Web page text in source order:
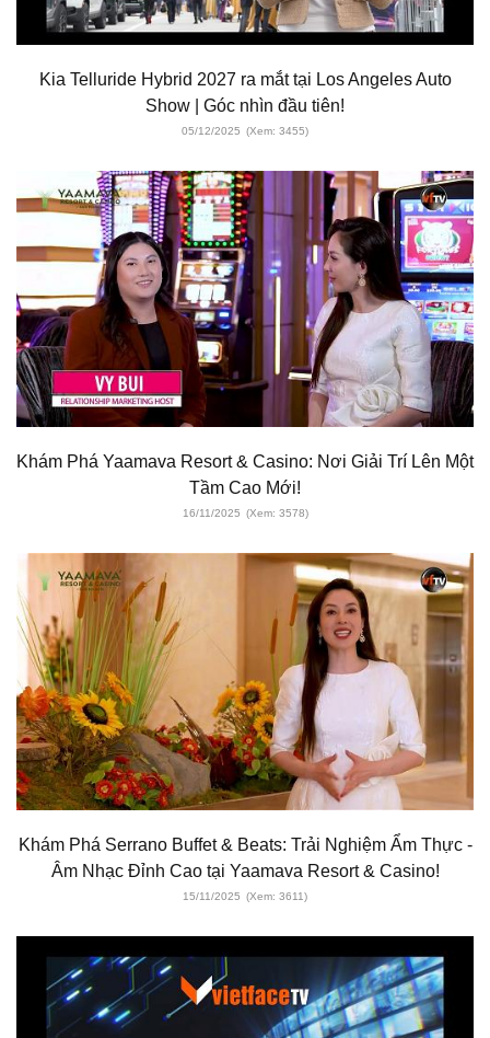
Kia Telluride Hybrid 2027 ra mắt tại Los Angeles Auto
Show | Góc nhìn đầu tiên!
05/12/2025 (Xem: 3455)
Khám Phá Yaamava Resort & Casino: Nơi Giải Trí Lên Một
Tầm Cao Mới!
16/11/2025 (Xem: 3578)
Khám Phá Serrano Buffet & Beats: Trải Nghiệm Ẩm Thực -
Âm Nhạc Đỉnh Cao tại Yaamava Resort & Casino!
15/11/2025 (Xem: 3611)